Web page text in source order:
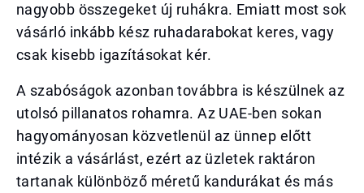
nagyobb összegeket új ruhákra. Emiatt most sok
vásárló inkább kész ruhadarabokat keres, vagy
csak kisebb igazításokat kér.
A szabóságok azonban továbbra is készülnek az
utolsó pillanatos rohamra. Az UAE-ben sokan
hagyományosan közvetlenül az ünnep előtt
intézik a vásárlást, ezért az üzletek raktáron
tartanak különböző méretű kandurákat és más